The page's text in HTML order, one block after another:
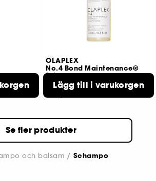
OLAPLEX
No.4 Bond Maintenance®
Schampo
3
399,00 KR
Lägg till i varukorgen
Se fler produkter
och balsam Schampo